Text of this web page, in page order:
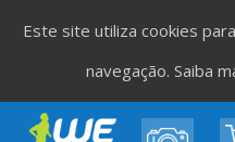
Este site utiliza cookies
navegação. Saiba